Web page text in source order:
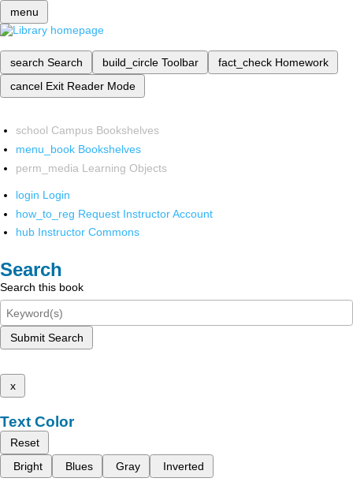
menu
search Search build_circle Toolbar fact_check Homework
cancel Exit Reader Mode
school Campus Bookshelves
menu_book Bookshelves
perm_media Learning Objects
login Login
how_to_reg Request Instructor Account
hub Instructor Commons
Search
Search this book
Submit Search
x
Text Color
Reset
Bright
Blues Gray Inverted